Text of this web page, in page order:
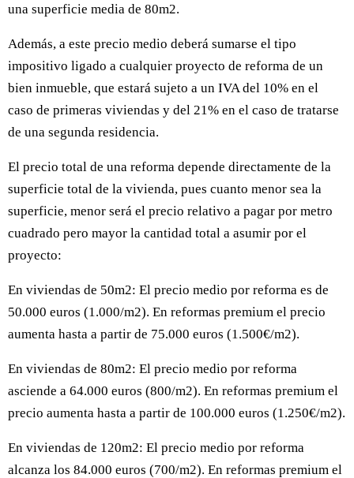
una superficie media de 80m2.
Además, a este precio medio deberá sumarse el tipo
impositivo ligado a cualquier proyecto de reforma de un
bien inmueble, que estará sujeto a un IVA del 10% en el
caso de primeras viviendas y del 21% en el caso de tratarse
de una segunda residencia.
El precio total de una reforma depende directamente de la
superficie total de la vivienda, pues cuanto menor sea la
superficie, menor será el precio relativo a pagar por metro
cuadrado pero mayor la cantidad total a asumir por el
proyecto:
En viviendas de 50m2: El precio medio por reforma es de
50.000 euros (1.000/m2). En reformas premium el precio
aumenta hasta a partir de 75.000 euros (1.500€/m2).
En viviendas de 80m2: El precio medio por reforma
asciende a 64.000 euros (800/m2). En reformas premium el
precio aumenta hasta a partir de 100.000 euros (1.250€/m2).
En viviendas de 120m2: El precio medio por reforma
alcanza los 84.000 euros (700/m2). En reformas premium el